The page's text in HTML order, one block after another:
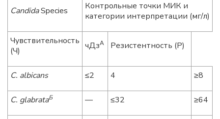
CandidaSpecies
Контрольные точки МИК и
категории интерпретации (мг/л)
Чувствительность
(Ч)
чДзA Резистентность (Р)
С. albicans ≤2 4 ≥8
С. glabrataБ — ≤32 ≥64